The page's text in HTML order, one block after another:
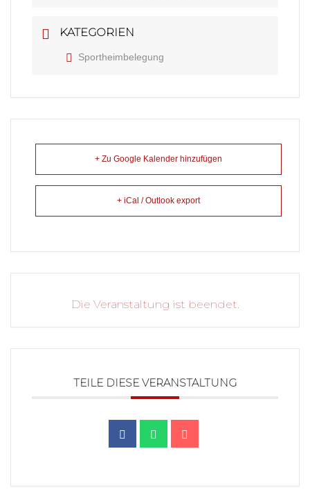
KATEGORIEN
Sportheimbelegung
+ Zu Google Kalender hinzufügen
+ iCal / Outlook export
Die Veranstaltung ist beendet.
TEILE DIESE VERANSTALTUNG